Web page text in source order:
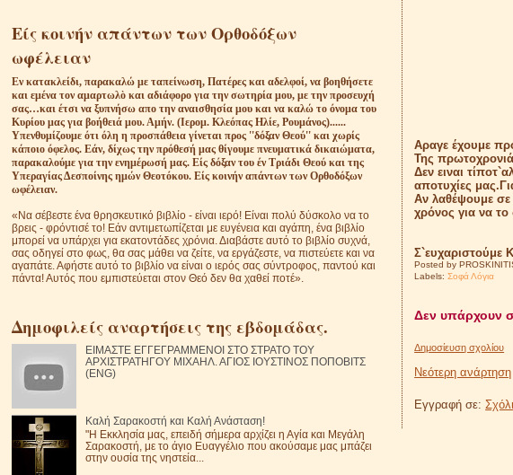
Αραγε έχουμε
Της
Δεν ειναι
αποτυχίες
Αν λαθέψουμε
χρόνος για να
Σ`ευχαριστούμε
Posted by
Labels:Σοφά Λόγια
Δεν υπάρχουν
Δημοσίευση σχολίου
Νεότερη ανάρτηση
Εγγραφή σε:
Είς κοινήν απάντων των Ορθοδόξων
ωφέλειαν
Eν κατακλείδι, παρακαλώ με ταπείνωση, Πατέρες και αδελφοί, να βοηθήσετε
και εμένα τον αμαρτωλὸ και αδιάφορο για την σωτηρία μου, με την προσευχή
σας…και έτσι να ξυπνήσω απο την αναισθησία μου και να καλώ το όνομα του
Κυρίου μας για βοήθειά μου. Αμήν. (Ιερομ. Κλεόπας Ηλίε, Ρουμάνος)......
Υπενθυμίζουμε ότι όλη η προσπάθεια γίνεται προς ''δόξαν Θεού'' και χωρίς
κάποιο όφελος. Εάν, δίχως την πρόθεσή μας θίγουμε πνευματικά δικαιώματα,
παρακαλούμε για την ενημέρωσή μας. Είς δόξαν του έν Τριάδι Θεού και της
Υπεραγίας Δεσποίνης ημών Θεοτόκου. Είς κοινήν απάντων των Ορθοδόξων
ωφέλειαν.
«Να σέβεστε ένα θρησκευτικό βιβλίο - είναι ιερό! Είναι πολύ δύσκολο να το
βρεις - φρόντισέ το! Εάν αντιμετωπίζεται με ευγένεια και αγάπη, ένα βιβλίο
μπορεί να υπάρχει για εκατοντάδες χρόνια. Διαβάστε αυτό το βιβλίο συχνά,
σας οδηγεί στο φως, θα σας μάθει να ζείτε, να εργάζεστε, να πιστεύετε και να
αγαπάτε. Αφήστε αυτό το βιβλίο να είναι ο ιερός σας σύντροφος, παντού και
πάντα! Αυτός που εμπιστεύεται στον Θεό δεν θα χαθεί ποτέ».
Δημοφιλείς αναρτήσεις της εβδομάδας.
ΕΙΜΑΣΤΕ ΕΓΓΕΓΡΑΜΜΕΝΟΙ ΣΤΟ ΣΤΡΑΤΟ ΤΟΥ
ΑΡΧΙΣΤΡΑΤΗΓΟΥ ΜΙΧΑΗΛ. ΑΓΙΟΣ ΙΟΥΣΤΙΝΟΣ ΠΟΠΟΒΙΤΣ
(ENG)
Καλή Σαρακοστή και Καλή Ανάσταση!
"Η Εκκλησία μας, επειδή σήμερα αρχίζει η Αγία και Μεγάλη
Σαρακοστή, με το άγιο Ευαγγέλιο που ακούσαμε μας μπάζει
στην ουσία της νηστεία...